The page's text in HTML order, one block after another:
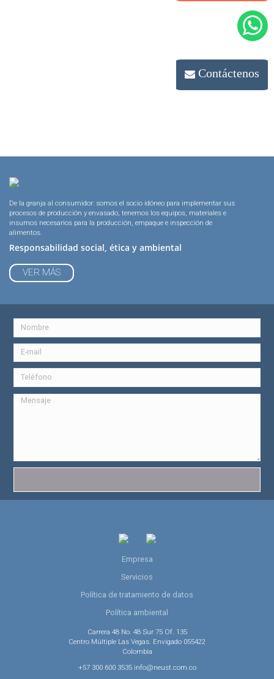
Contáctenos
De la granja al consumidor: somos el socio idóneo para implementar sus
procesos de producción y envasado, tenemos los equipos, materiales e
insumos necesarios para la producción, empaque e inspección de
alimentos.
Responsabilidad social, ética y ambiental
VER MÁS
Empresa
Servicios
Política de tratamiento de datos
Política ambiental
Carrera 48 No. 48 Sur 75 Of. 135
Centro Múltiple Las Vegas. Envigado 055422
Colombia
+57 300 600 3535 info@neust.com.co